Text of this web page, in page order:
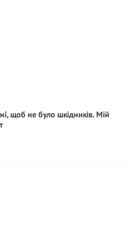
щоб не було шкідників. Мій